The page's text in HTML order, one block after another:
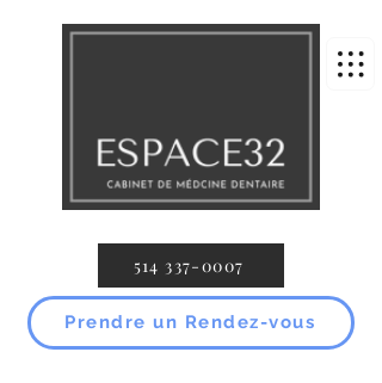
Prendre un Rendez-vous
514 337-0007